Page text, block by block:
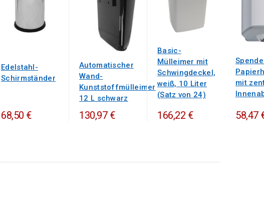
Edelstahl-
Schirmständer
68,50 €
Automatischer
Wand-
Kunststoffmülleimer
12 L schwarz
130,97 €
Basic-
Mülleimer mit
Schwingdeckel,
weiß, 10 Liter
(Satz von 24)
166,22 €
mit
58,47